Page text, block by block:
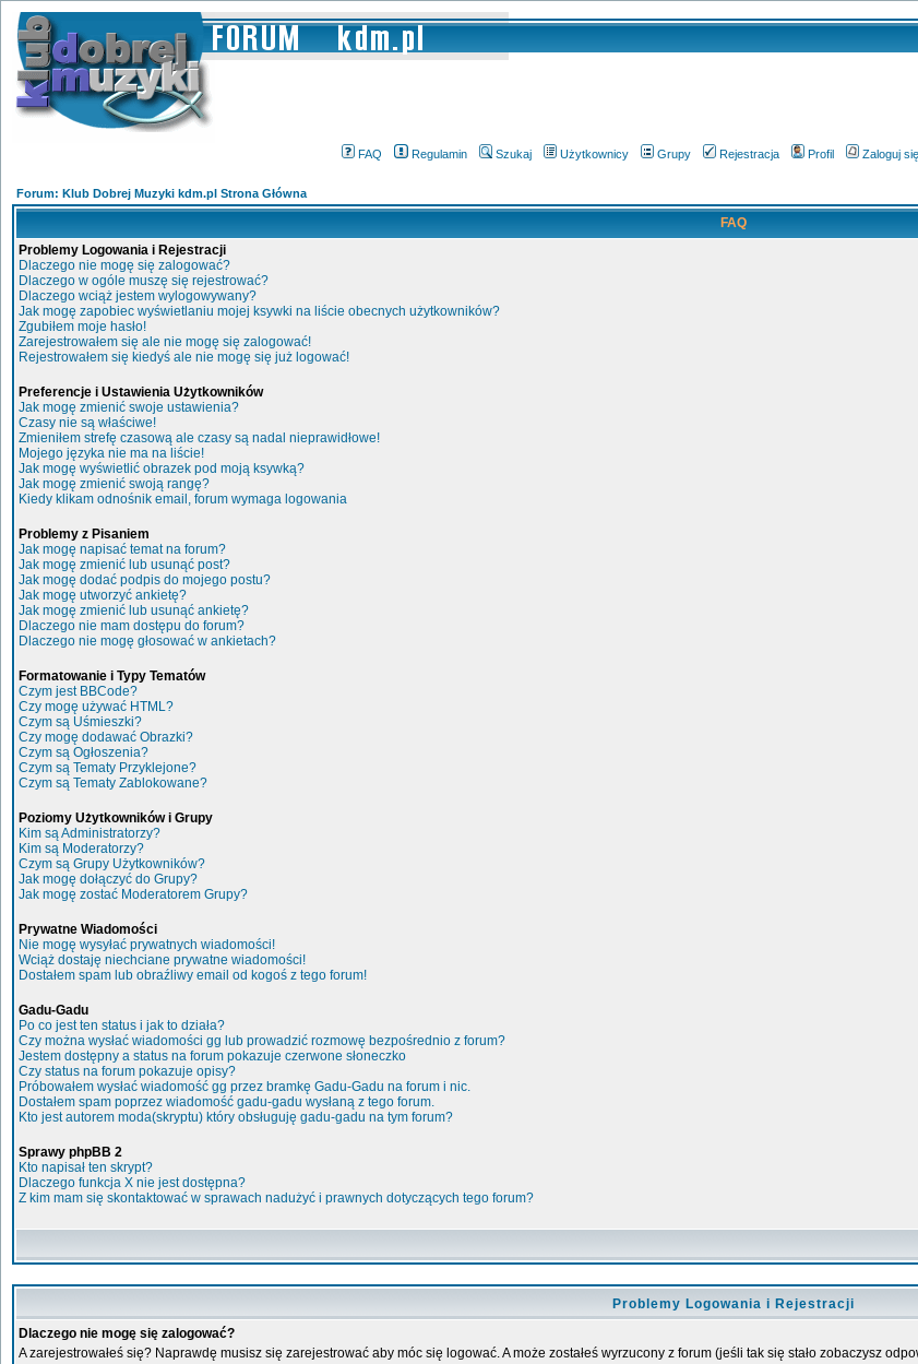
FAQ Regulamin Szukaj Użytkownicy Grupy Rejestracja Profil Zaloguj
Forum: Klub Dobrej Muzyki kdm.pl Strona Główna
FAQ
Problemy Logowania i Rejestracji
Dlaczego nie mogę się zalogować?
Dlaczego w ogóle muszę się rejestrować?
Dlaczego wciąż jestem wylogowywany?
Jak mogę zapobiec wyświetlaniu mojej ksywki na liście obecnych użytkowników?
Zgubiłem moje hasło!
Zarejestrowałem się ale nie mogę się zalogować!
Rejestrowałem się kiedyś ale nie mogę się już logować!
Preferencje i Ustawienia Użytkowników
Jak mogę zmienić swoje ustawienia?
Czasy nie są właściwe!
Zmieniłem strefę czasową ale czasy są nadal nieprawidłowe!
Mojego języka nie ma na liście!
Jak mogę wyświetlić obrazek pod moją ksywką?
Jak mogę zmienić swoją rangę?
Kiedy klikam odnośnik email, forum wymaga logowania
Problemy z Pisaniem
Jak mogę napisać temat na forum?
Jak mogę zmienić lub usunąć post?
Jak mogę dodać podpis do mojego postu?
Jak mogę utworzyć ankietę?
Jak mogę zmienić lub usunąć ankietę?
Dlaczego nie mam dostępu do forum?
Dlaczego nie mogę głosować w ankietach?
Formatowanie i Typy Tematów
Czym jest BBCode?
Czy mogę używać HTML?
Czym są Uśmieszki?
Czy mogę dodawać Obrazki?
Czym są Ogłoszenia?
Czym są Tematy Przyklejone?
Czym są Tematy Zablokowane?
Poziomy Użytkowników i Grupy
Kim są Administratorzy?
Kim są Moderatorzy?
Czym są Grupy Użytkowników?
Jak mogę dołączyć do Grupy?
Jak mogę zostać Moderatorem Grupy?
Prywatne Wiadomości
Nie mogę wysyłać prywatnych wiadomości!
Wciąż dostaję niechciane prywatne wiadomości!
Dostałem spam lub obraźliwy email od kogoś z tego forum!
Gadu-Gadu
Po co jest ten status i jak to działa?
Czy można wysłać wiadomości gg lub prowadzić rozmowę bezpośrednio z forum?
Jestem dostępny a status na forum pokazuje czerwone słoneczko
Czy status na forum pokazuje opisy?
Próbowałem wysłać wiadomość gg przez bramkę Gadu-Gadu na forum i nic.
Dostałem spam poprzez wiadomość gadu-gadu wysłaną z tego forum.
Kto jest autorem moda(skryptu) który obsługuję gadu-gadu na tym forum?
Sprawy phpBB 2
Kto napisał ten skrypt?
Dlaczego funkcja X nie jest dostępna?
Z kim mam się skontaktować w sprawach nadużyć i prawnych dotyczących tego forum?
Problemy Logowania i Rejestracji
Dlaczego nie mogę się zalogować?
A zarejestrowałeś się? Naprawdę musisz się zarejestrować aby móc się logować. A może zostałeś wyrzucony z forum (jeśli tak się stało zobaczysz